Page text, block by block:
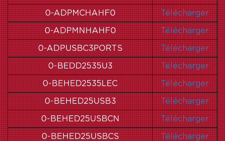
0-ADPMCHAHF0 Télécharger
0-ADPMNHAHF0 Télécharger
0-ADPUSBC3PORTS Télécharger
0-BEDD2535U3 Télécharger
0-BEHED2535LEC Télécharger
0-BEHED25USB3 Télécharger
0-BEHED25USBCN Télécharger
0-BEHED25USBCS Télécharger